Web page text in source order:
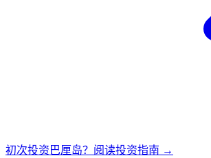
初次投资巴厘岛？阅读投资指南 →